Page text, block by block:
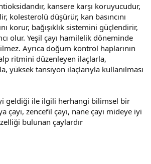
kansere karşı koruyucudur,
kolesterolü düşürür, kan basıncını
korur, bağışıklık sistemini güçlendirir,
olur. Yeşil çayı hamilelik döneminde
Ayrıca doğum kontrol haplarının
ritmini düzenleyen ilaçlarla,
yüksek tansiyon ilaçlarıyla kullanılması
geldiği ile ilgili herhangi bilimsel bir
çayı, zencefil çayı, nane çayı mideye iyi
bulunan çaylardır